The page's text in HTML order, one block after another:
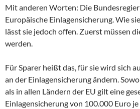
Mit anderen Worten: Die
Europäische Einlagensicherung. Wie
lässt sie jedoch offen. Zuerst müssen
werden.
Für Sparer heißt das, für sie wird sich
an der Einlagensicherung ändern.
als in allen Ländern der EU gilt eine
Einlagensicherung von 100.000 Euro